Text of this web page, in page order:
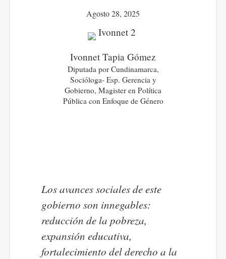
Agosto 28, 2025
Ivonnet Tapia Gómez
Diputada por Cundinamarca,
Socióloga- Esp. Gerencia y
Gobierno, Magister en Política
Pública con Enfoque de Género
Los avances sociales de este
gobierno son innegables:
reducción de la pobreza,
expansión educativa,
fortalecimiento del derecho a la